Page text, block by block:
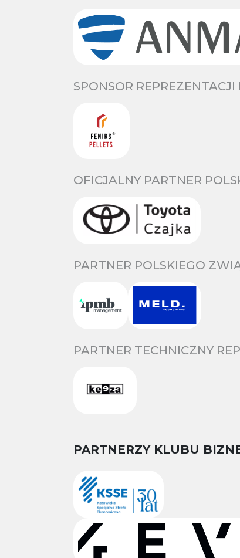
SPONSOR
OFICJALNY PARTNER
PARTNER POLSKIEGO
PARTNER TECHNICZNY
PARTNERZY KLUBU